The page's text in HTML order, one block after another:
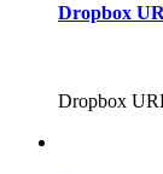
Dropbox
Dropbox